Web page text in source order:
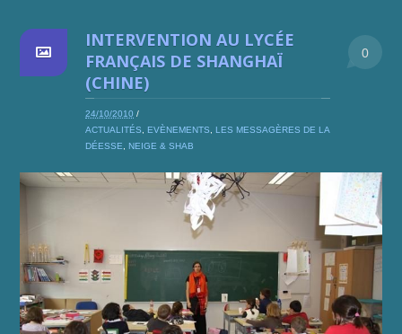
0
INTERVENTION AU LYCÉE
FRANÇAIS DE SHANGHAÏ
(CHINE)
24/10/2010 /
ACTUALITÉS
EVÈNEMENTS
LES MESSAGÈRES DE LA
DÉESSE
NEIGE & SHAB